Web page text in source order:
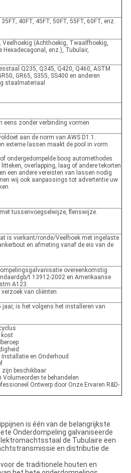
35FT, 40FT, 45FT, 50FT, 55FT, 60FT, enz.
Veelhoekig (Achthoekig, Twaalfhoekig,
Hexadecagonal, enz.), Tubulair,
Q235, Q345, Q420, Q460, ASTM
GR65, S355, SS400 en anderen
staalmateriaal
eens zonder verbinding vormen
aan de norm van AWS D1.1.
externe lassen maakt de pool in vorm
ondergedompelde boog automethodes
litteken, overlapping, laag of andere tekorten
een andere vereisten van lassen nodig
wij ook aanpassings tot advertentie uw
tussenvoegselwijze, flenswijze.
is vierkant/ronde/Veelhoek met ingelaste
en afmeting vanaf de eis van de
overeenkomstig
t 13912-2002 en Amerikaanse
A123.
van cliënten
jaar, is het volgens het installeren van
kost
Installatie en Onderhoud
zijn beschikbaar
Volumeorden te behandelen
Ontwerp door Onze Ervaren R&D-
is één van de belangrijkste
Onderdompeling galvaniseerde
de Tubulaire een
en distributie de
de traditionele houten en